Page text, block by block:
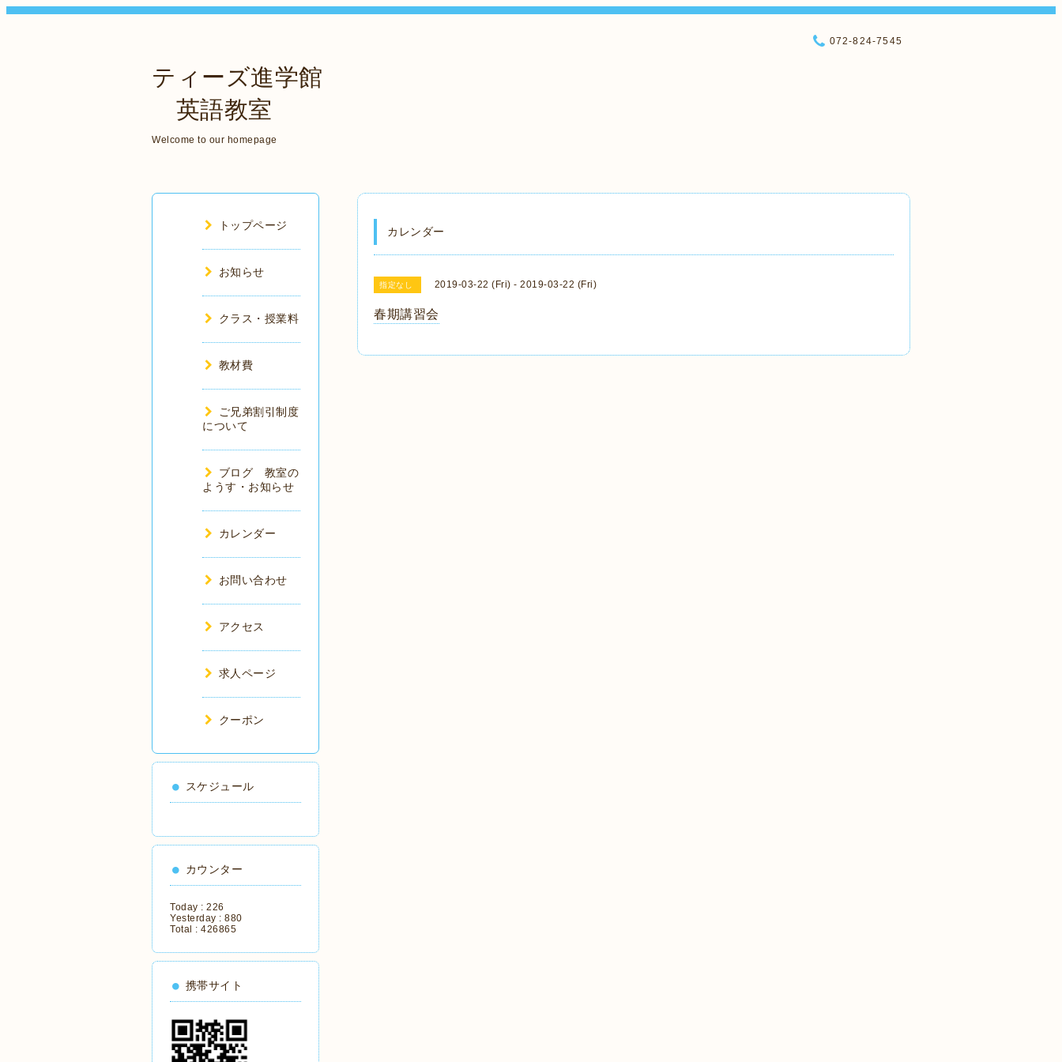
ティーズ進学館
英語教室
Welcome to our homepage
072-824-7545
カレンダー
指定なし 2019-03-22 (Fri) - 2019-03-22 (Fri)
春期講習会
トップページ
お知らせ
クラス・授業料
教材費
ご兄弟割引制度
について
ブログ 教室の
ようす・お知らせ
カレンダー
お問い合わせ
アクセス
求人ページ
クーポン
スケジュール
カウンター
Today : 226
Yesterday : 880
Total : 426865
携帯サイト